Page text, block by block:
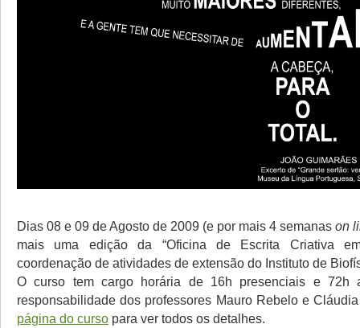
Dias 08 e 09 de Agosto de 2009 (e por mais 4 semanas on
mais uma edição da “Oficina de Escrita Criativa
coordenação de atividades de extensão do Instituto de
O curso tem cargo horária de 16h presenciais e 72h
responsabilidade dos professores Mauro Rebelo e
página do curso para ver todos os detalhes.